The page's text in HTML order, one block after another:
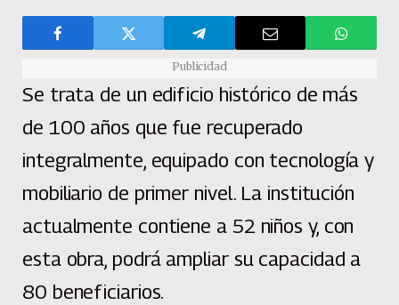
Publicidad
Se trata de un edificio histórico de más
de 100 años que fue recuperado
integralmente, equipado con tecnología y
mobiliario de primer nivel. La institución
actualmente contiene a 52 niños y, con
esta obra, podrá ampliar su capacidad a
80 beneficiarios.